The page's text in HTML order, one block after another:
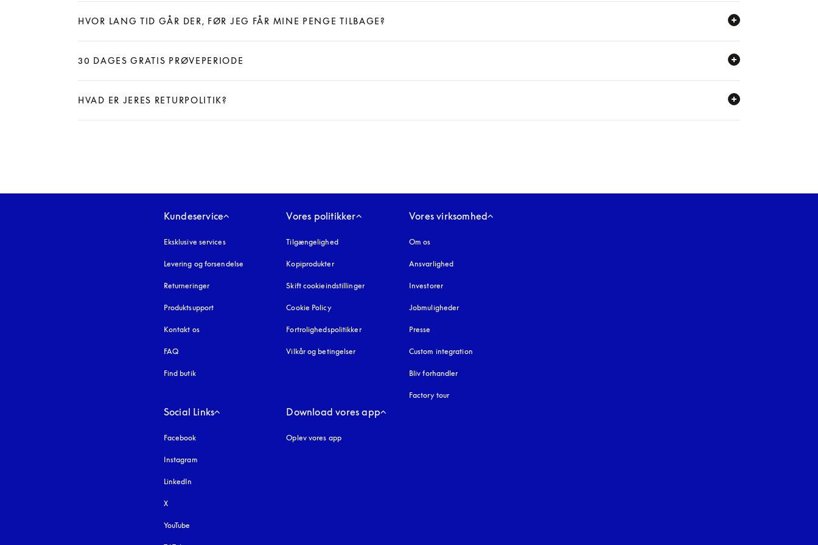
HVOR LANG TID GÅR DER, FØR JEG FÅR MINE PENGE TILBAGE?
30 DAGES GRATIS PRØVEPERIODE
HVAD ER JERES RETURPOLITIK?
Kundeservice
Eksklusive services
Levering og forsendelse
Returneringer
Produktsupport
Kontakt os
FAQ
Find butik
Vores politikker
Tilgængelighedåbnes under en ny fane
Kopiprodukteråbnes under en ny fane
Skift cookieindstillinger
Cookie Policyåbnes under en ny fane
Fortrolighedspolitikkeråbnes under en ny fane
Vilkår og betingelser
Vores virksomhed
Om os
Ansvarlighed
Investorer
Jobmuligheder
Presse
Custom integration
Bliv forhandler
Factory tour
Social Links
Facebook
Instagram
LinkedIn
X
YouTube
Download vores app
Oplev vores app